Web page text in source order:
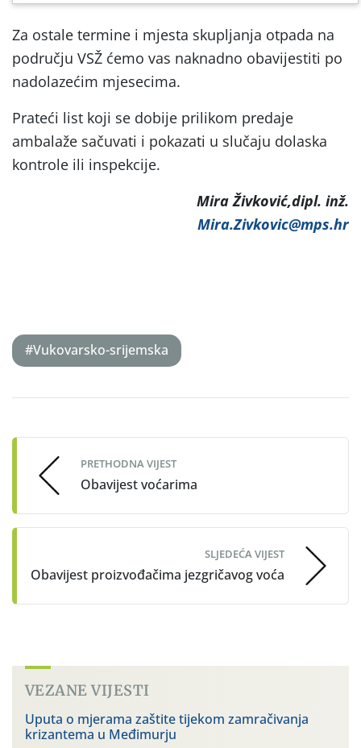
Za ostale termine i mjesta skupljanja otpada na
području VSŽ ćemo vas naknadno obavijestiti po
nadolazećim mjesecima.
Prateći list koji se dobije prilikom predaje
ambalaže sačuvati i pokazati u slučaju dolaska
kontrole ili inspekcije.
Mira Živković,dipl. inž.
Mira.Zivkovic@mps.hr
#Vukovarsko-srijemska
navigation
PRETHODNA VIJEST
Obavijest voćarima
SLJEDEĆA VIJEST
Obavijest proizvođačima jezgričavog voća
VEZANE VIJESTI
Uputa o mjerama zaštite tijekom zamračivanja
krizantema u Međimurju